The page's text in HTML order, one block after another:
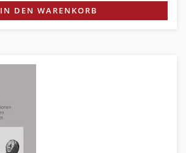
IN DEN WARENKORB